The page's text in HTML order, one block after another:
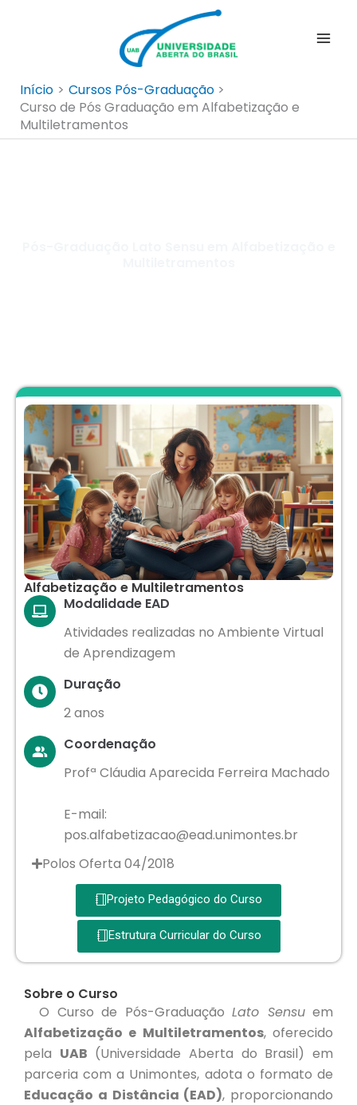
Início
Cursos Pós-Graduação
Curso de Pós Graduação em Alfabetização e
Multiletramentos
Alfabetização e Multiletramentos
Modalidade EAD
Atividades realizadas no Ambiente Virtual
de Aprendizagem
Duração
2 anos
Coordenação
Profª Cláudia Aparecida Ferreira Machado
E-mail:
pos.alfabetizacao@ead.unimontes.br
Polos Oferta 04/2018
Projeto Pedagógico do Curso
Estrutura Curricular do Curso
Sobre o Curso
O Curso de Pós-Graduação Lato Sensuem
Alfabetização e Multiletramentos, oferecido
pela UAB (Universidade Aberta do Brasil) em
parceria com a Unimontes, adota o formato de
Educação a Distância (EAD), proporcionando